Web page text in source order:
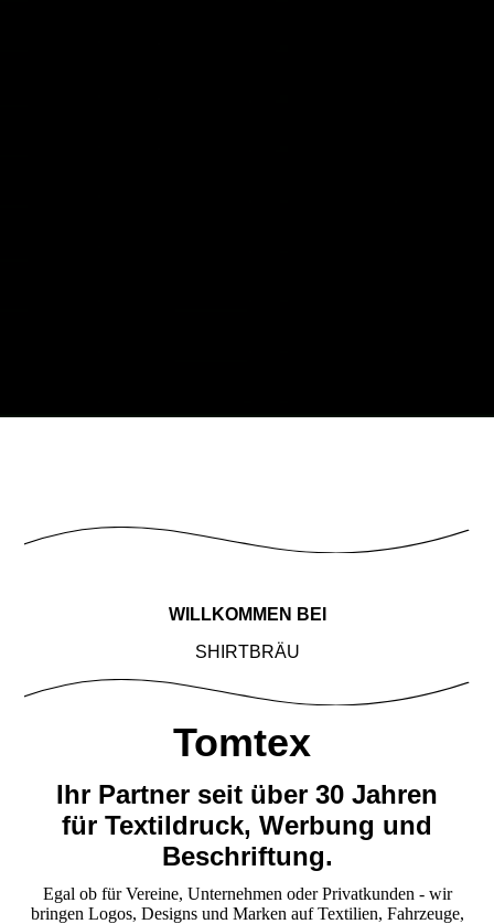
WILLKOMMEN BEI
SHIRTBRÄU
Tomtex
Ihr Partner seit über 30 Jahren
für Textildruck, Werbung und
Beschriftung.
Egal ob für Vereine, Unternehmen oder Privatkunden - wir
bringen Logos, Designs und Marken auf Textilien, Fahrzeuge,